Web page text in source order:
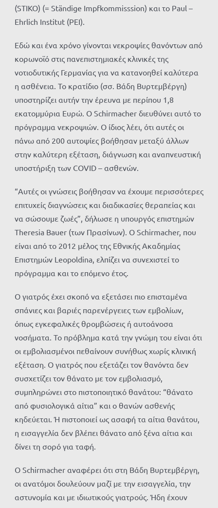
(STIKO) (= Ständige Impfkommisssion) και το Paul –
Ehrlich Institut (PEI).
Εδώ και ένα χρόνο γίνονται νεκροψίες θανόντων από
κορωνοϊό στις πανεπιστημιακές κλινικές της
νοτιοδυτικής Γερμανίας για να κατανοηθεί καλύτερα
η ασθένεια. Το κρατίδιο (σσ. Βάδη Βυρτεμβέργη)
υποστηρίζει αυτήν την έρευνα με περίπου 1,8
εκατομμύρια Ευρώ. Ο Schirmacher διευθύνει αυτό το
πρόγραμμα νεκροψιών. Ο ίδιος λέει, ότι αυτές οι
πάνω από 200 αυτοψίες βοήθησαν μεταξύ άλλων
στην καλύτερη εξέταση, διάγνωση και αναπνευστική
υποστήριξη των COVID – ασθενών.
“Αυτές οι γνώσεις βοήθησαν να έχουμε περισσότερες
επιτυχείς διαγνώσεις και διαδικασίες θεραπείας και
να σώσουμε ζωές”, δήλωσε η υπουργός επιστημών
Τheresia Bauer (των Πρασίνων). Ο Schirmacher, που
είναι από το 2012 μέλος της Εθνικής Ακαδημίας
Επιστημών Leopoldina, ελπίζει να συνεχιστεί το
πρόγραμμα και το επόμενο έτος.
Ο γιατρός έχει σκοπό να εξετάσει πιο επισταμένα
σπάνιες και βαριές παρενέργειες των εμβολίων,
όπως εγκεφαλικές θρομβώσεις ή αυτοάνοσα
νοσήματα. Το πρόβλημα κατά την γνώμη του είναι ότι
οι εμβολιασμένοι πεθαίνουν συνήθως χωρίς κλινική
εξέταση. Ο γιατρός που εξετάζει τον θανόντα δεν
συσχετίζει τον θάνατο με τον εμβολιασμό,
συμπληρώνει στο πιστοποιητικό θανάτου: “θάνατο
από φυσιολογικά αίτια” και ο θανών ασθενής
κηδεύεται. Ή πιστοποιεί ως ασαφή τα αίτια θανάτου,
η εισαγγελία δεν βλέπει θάνατο από ξένα αίτια και
δίνει τη σορό για ταφή.
Ο Schirmacher αναφέρει ότι στη Βάδη Βυρτεμβέργη,
οι ανατόμοι δουλεύουν μαζί με την εισαγγελία, την
αστυνομία και με ιδιωτικούς γιατρούς. Ήδη έχουν